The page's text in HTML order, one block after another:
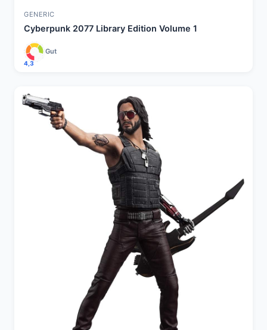
GENERIC
Cyberpunk 2077 Library Edition Volume 1
4,3
Gut